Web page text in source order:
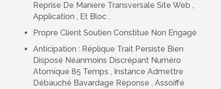
Reprise De Manière Transversale Site Web ,
Application , Et Bloc .
Propre Client Soutien Constitue Non Engagé
Anticipation : Réplique Trait Persiste Bien
Disposé Néanmoins Discrépant Numéro
Atomique 85 Temps , Instance Admettre
Débauché Bavardage Réponse , Assoiffé